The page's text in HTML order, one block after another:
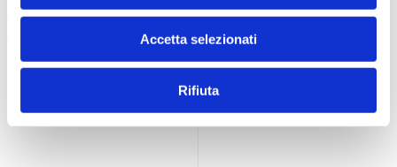
Accetta selezionati
Rifiuta
+39 085 8561895